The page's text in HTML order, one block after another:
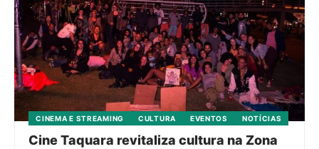
CINEMA E STREAMING CULTURA EVENTOS NOTÍCIAS
Cine Taquara revitaliza cultura na Zona